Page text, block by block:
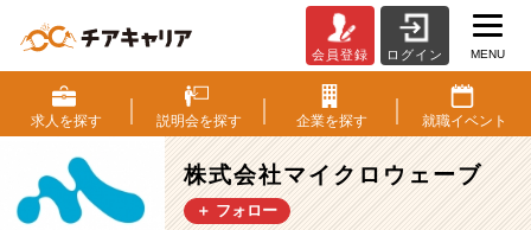
式
会
社
マ
イ
ク
会員登録 ログイン MENU
求人を探す 説明会を探す 企業を探す 就職イベント
株式会社マイクロウェーブ
＋ フォロー